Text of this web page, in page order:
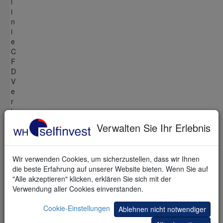
Verwalten Sie Ihr Erlebnis
Wir verwenden Cookies, um sicherzustellen, dass wir Ihnen
die beste Erfahrung auf unserer Website bieten. Wenn Sie auf
"Alle akzeptieren" klicken, erklären Sie sich mit der
Verwendung aller Cookies einverstanden.
Cookie-Einstellungen
Ablehnen nicht notwendiger
i
n
i
e
C
F
D
V
e
r
b
n
e
s
t
m